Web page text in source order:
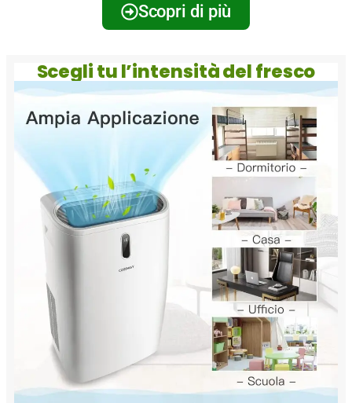
Scopri di più
Scegli tu l’intensità del fresco